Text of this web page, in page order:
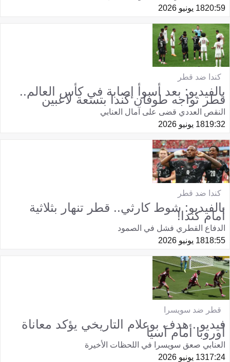
20:5918 يونيو 2026
كندا ضد قطر
بالفيديو: بعد أسوأ إصابة في كأس العالم..
قطر تواجه طوفان كندا بتسعة لاعبين
النقص العددي قضى على آمال العنابي
19:3218 يونيو 2026
كندا ضد قطر
بالفيديو: شوط كارثي.. قطر تنهار بثلاثية
أمام كندا!
الدفاع القطري فشل في الصمود
18:5518 يونيو 2026
قطر ضد سويسرا
فيديو.. هدف بوعلام التاريخي يؤكد معاناة
أوروبا أمام آسيا
العنابي صعق سويسرا في اللحظات الأخيرة
17:2413 يونيو 2026